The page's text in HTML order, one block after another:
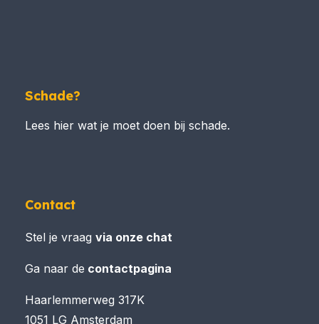
Schade?
Lees hier wat je moet doen bij schade.
Contact
Stel je vraag via onze chat
Ga naar de contactpagina
Haarlemmerweg 317K
1051 LG Amsterdam